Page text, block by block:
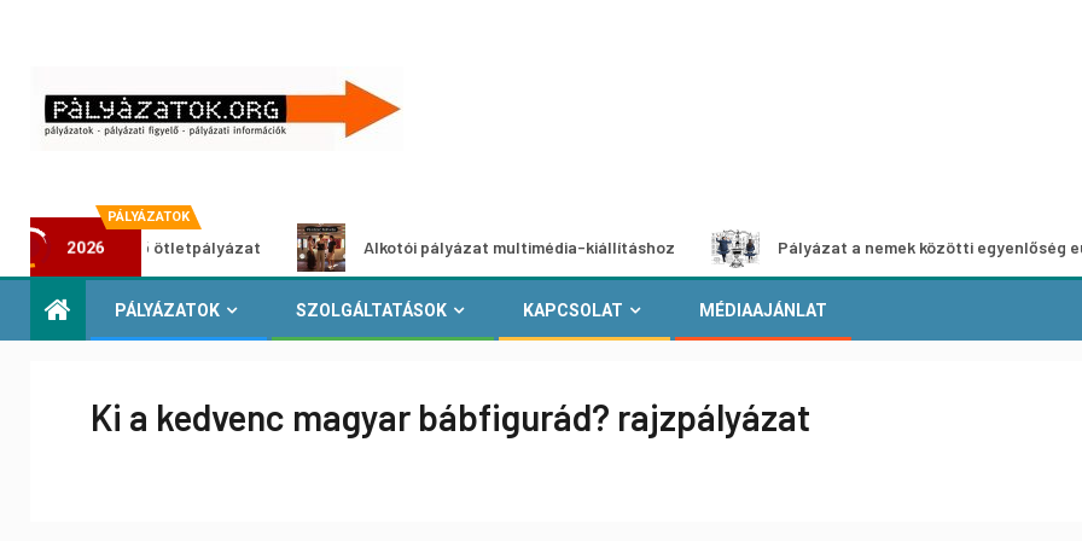
PÁLYÁZATOK
2026
ötletpályázat Alkotói pályázat multimédia-kiállításhoz Pályázat a nemek közötti egyenlőség európai
PÁLYÁZATOK SZOLGÁLTATÁSOK KAPCSOLAT MÉDIAAJÁNLAT
Ki a kedvenc magyar bábfigurád? rajzpályázat